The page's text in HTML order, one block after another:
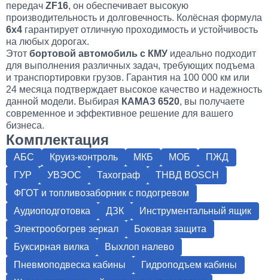
передач ZF16, он обеспечивает высокую
производительность и долговечность. Колёсная формула
6х4 гарантирует отличную проходимость и устойчивость
на любых дорогах.
Этот бортовой автомобиль с КМУ идеально подходит
для выполнения различных задач, требующих подъема
и транспортировки грузов. Гарантия на 100 000 км или
24 месяца подтверждает высокое качество и надежность
данной модели. Выбирая КАМАЗ 6520, вы получаете
современное и эффективное решение для вашего
бизнеса.
Комплектация
АБС Круиз-контроль МКБ МОБ
ПЖД
ГУР
УВЭОС Тахограф
ТНВД BOSCH
ФГОТ и топливозаборник с подогревом
Аудиоподготовка
ДЗК
Инструментальный ящик
Электрообогрев зеркал
Боковая защита
Буксирная вилка
Выхлоп налево
Пневмоподвеска кабины
Гидроподъем кабины